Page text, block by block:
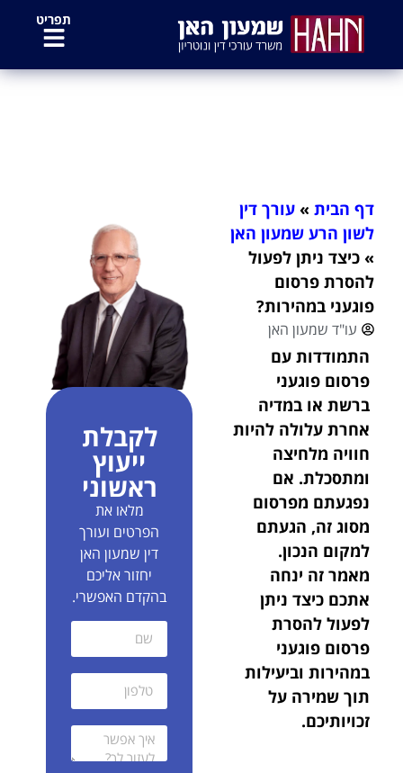
תפריט
דף הבית »עורך דין
לשון הרע שמעון האן
»כיצד ניתן לפעול
להסרת פרסום
פוגעני במהירות?
עו"ד שמעון האן
התמודדות עם
פרסום פוגעני
ברשת או במדיה
אחרת עלולה להיות
חוויה מלחיצה
ומתסכלת. אם
נפגעתם מפרסום
מסוג זה, הגעתם
למקום הנכון.
מאמר זה ינחה
אתכם כיצד ניתן
לפעול להסרת
פרסום פוגעני
במהירות וביעילות
תוך שמירה על
זכויותיכם.
לקבלת
ייעוץ
ראשוני
מלאו את
הפרטים ועורך
דין שמעון האן
יחזור אליכם
בהקדם האפשרי.